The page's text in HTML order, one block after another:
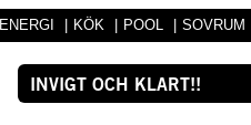
ENERGI KÖK POOL SOVRUM
INVIGT OCH KLART!!